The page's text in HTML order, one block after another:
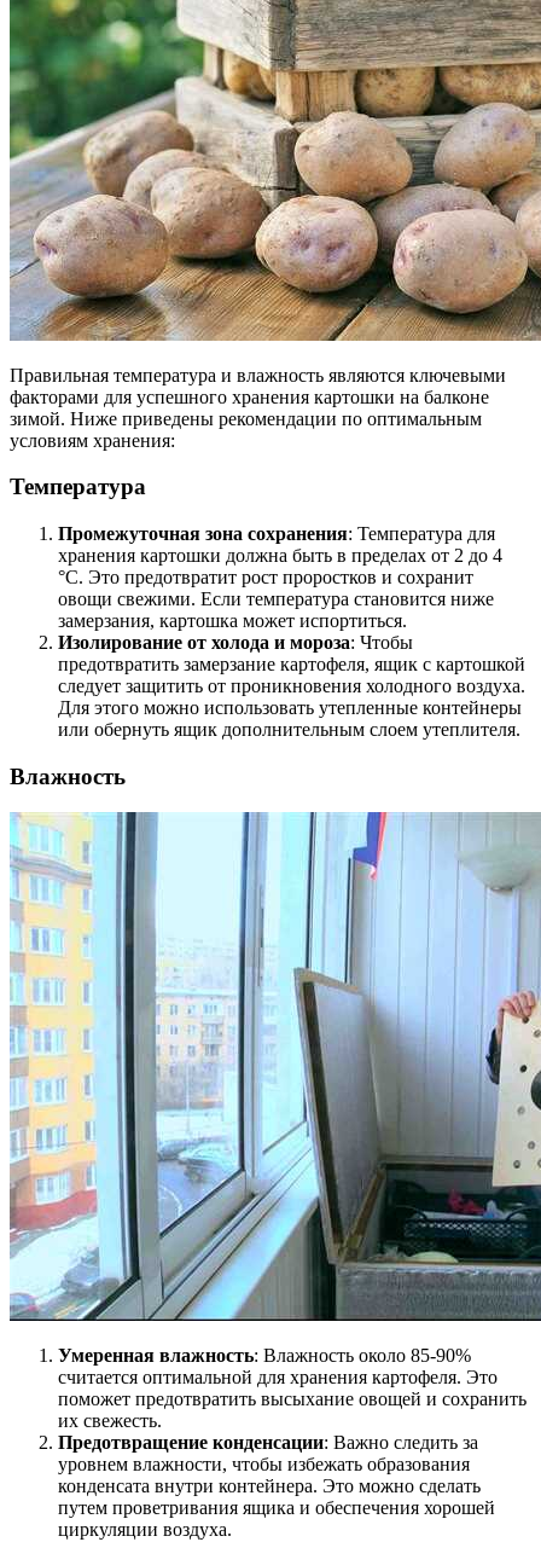
Правильная температура и влажность являются ключевыми
факторами для успешного хранения картошки на балконе
зимой. Ниже приведены рекомендации по оптимальным
условиям хранения:
Температура
Промежуточная зона сохранения: Температура для
хранения картошки должна быть в пределах от 2 до 4
°C. Это предотвратит рост проростков и сохранит
овощи свежими. Если температура становится ниже
замерзания, картошка может испортиться.
Изолирование от холода и мороза: Чтобы
предотвратить замерзание картофеля, ящик с картошкой
следует защитить от проникновения холодного воздуха.
Для этого можно использовать утепленные контейнеры
или обернуть ящик дополнительным слоем утеплителя.
Влажность
Умеренная влажность: Влажность около 85-90%
считается оптимальной для хранения картофеля. Это
поможет предотвратить высыхание овощей и сохранить
их свежесть.
Предотвращение конденсации: Важно следить за
уровнем влажности, чтобы избежать образования
конденсата внутри контейнера. Это можно сделать
путем проветривания ящика и обеспечения хорошей
циркуляции воздуха.